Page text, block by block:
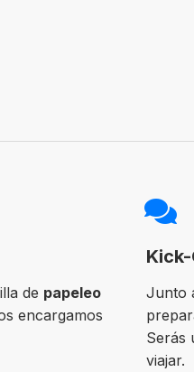
de papeleo
encargamos
Junto
Serás
viajar.